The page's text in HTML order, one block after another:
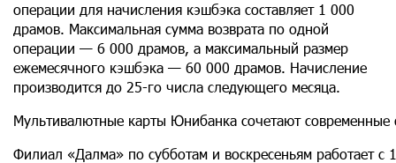
операции для начисления кэшбэка составляет 1 000
драмов. Максимальная сумма возврата по одной
операции — 6 000 драмов, а максимальный размер
ежемесячного кэшбэка — 60 000 драмов. Начисление
производится до 25-го числа следующего месяца.
Мультивалютные карты Юнибанка сочетают
Филиал «Далма» по субботам и воскресеньям работает